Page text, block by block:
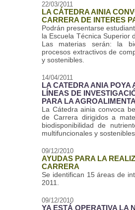
22/03/2011
LA CÁTEDRA AINIA
CARRERA DE INTERES
Podrán presentarse
la Escuela Técnica Superior
Las materias serán: la
procesos extractivos de
y sostenibles.
14/04/2011
LA CATEDRA ANIA
LÍNEAS DE
PARA LA
La Cátedra ainia convoca
de Carrera dirigidos a
biodisponibilidad de
multifuncionales y
09/12/2010
AYUDAS PARA LA
CARRERA
Se identifican 15 áreas de
2011.
09/12/2010
YA ESTÁ OPERATIVA LA